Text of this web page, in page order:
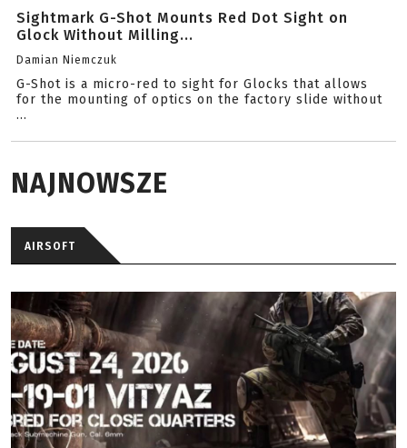
Sightmark G-Shot Mounts Red Dot Sight on
Glock Without Milling...
Damian Niemczuk
G-Shot is a micro-red to sight for Glocks that allows
for the mounting of optics on the factory slide without
...
NAJNOWSZE
AIRSOFT